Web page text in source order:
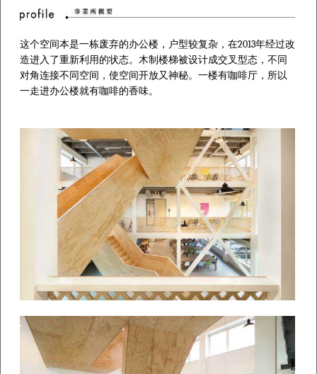
这个空间本是一栋废弃的办公楼，户型较复杂，在2013年经过改
造进入了重新利用的状态。木制楼梯被设计成交叉型态，不同
对角连接不同空间，使空间开放又神秘。一楼有咖啡厅，所以
一走进办公楼就有咖啡的香味。